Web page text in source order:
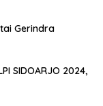
Gerindra
SIDOARJO 2024,